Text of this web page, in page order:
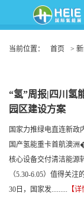
当前位置：
首页 >
“氢”周报|四川氢
园区建设方案
国家力推绿电直连新
国产氢能重卡首航澳
核心设备交付清洁能源
（5.30-6.05）值得关
30日，国家发......... 【详